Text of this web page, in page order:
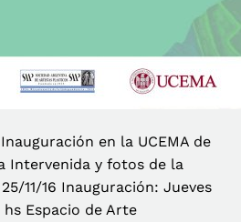
en la UCEMA de
Intervenida y fotos de la
11/16 Inauguración: Jueves
Espacio de Arte